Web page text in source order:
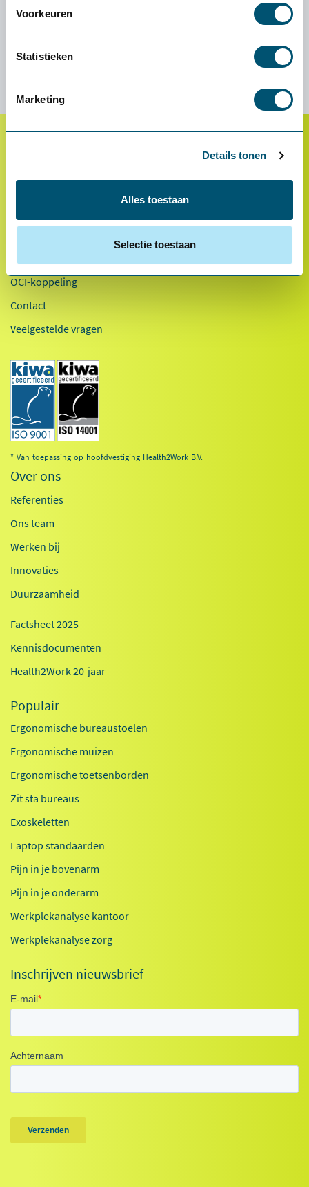
Voorkeuren
Statistieken
Marketing
Details tonen
Alles toestaan
Selectie toestaan
Wij zijn benieuwd naar je
OCI-koppeling
Contact
Veelgestelde vragen
* Van toepassing op hoofdvestiging Health2Work B.V.
Over ons
Referenties
Ons team
Werken bij
Innovaties
Duurzaamheid
Factsheet 2025
Kennisdocumenten
Health2Work 20-jaar
Populair
Ergonomische bureaustoelen
Ergonomische muizen
Ergonomische toetsenborden
Zit sta bureaus
Exoskeletten
Laptop standaarden
Pijn in je bovenarm
Pijn in je onderarm
Werkplekanalyse kantoor
Werkplekanalyse zorg
Inschrijven nieuwsbrief